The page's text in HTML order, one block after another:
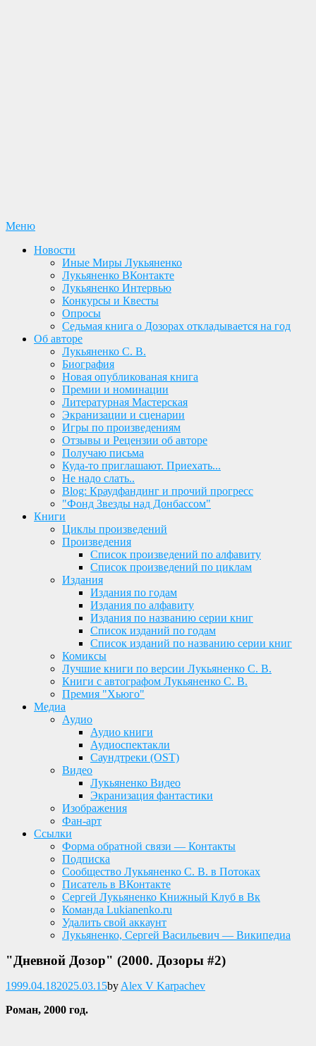
Перейти
содержимому
Меню
Новости
Иные Миры Лукьяненко
Лукьяненко ВКонтакте
Лукьяненко Интервью
Конкурсы и Квесты
Опросы
Седьмая книга о Дозорах откладывается на год
Об авторе
Лукьяненко С. В.
Биография
Новая опубликованая книга
Премии и номинации
Литературная Мастерская
Экранизации и сценарии
Игры по произведениям
Отзывы и Рецензии об авторе
Получаю письма
Куда-то приглашают. Приехать...
Не надо слать..
Blog: Краудфандинг и прочий прогресс
"Фонд Звезды над Донбассом"
Книги
Циклы произведений
Произведения
Список произведений по алфавиту
Список произведений по циклам
Издания
Издания по годам
Издания по алфавиту
Издания по названию серии книг
Список изданий по годам
Список изданий по названию серии книг
Комиксы
Лучшие книги по версии Лукьяненко С. В.
Книги с автографом Лукьяненко С. В.
Премия "Хьюго"
Медиа
Аудио
Аудио книги
Аудиоспектакли
Саундтреки (OST)
Видео
Лукьяненко Видео
Экранизация фантастики
Изображения
Фан-арт
Ссылки
Форма обратной связи — Контакты
Подписка
Сообщество Лукьяненко С. В. в Потоках
Писатель в ВКонтакте
Сергей Лукьяненко Книжный Клуб в Вк
Команда Lukianenko.ru
Удалить свой аккаунт
Лукьяненко, Сергей Васильевич — Википедиа
"Дневной Дозор" (2000. Дозоры #2)
Опубликовано
1999.04.182025.03.15by Alex V Karpachev
Роман, 2000 год.